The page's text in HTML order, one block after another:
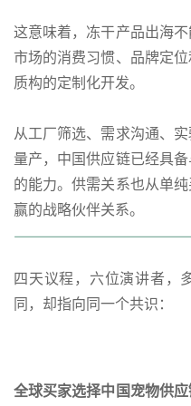
这意味着，冻干产品出海
市场的消费习惯、品牌定
质构的定制化开发。
从工厂筛选、需求沟通、
量产，中国供应链已经具
的能力。供需关系也从单
赢的战略伙伴关系。
四天议程，六位演讲者，
同，却指向同一个共识：
全球买家选择中国宠物供